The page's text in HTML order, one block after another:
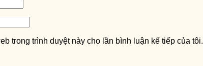
trong trình duyệt này cho lần bình luận kế tiếp của tôi.